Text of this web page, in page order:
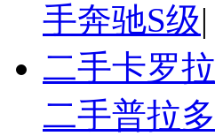
手奔驰S级|
二手卡罗拉
二手普拉多